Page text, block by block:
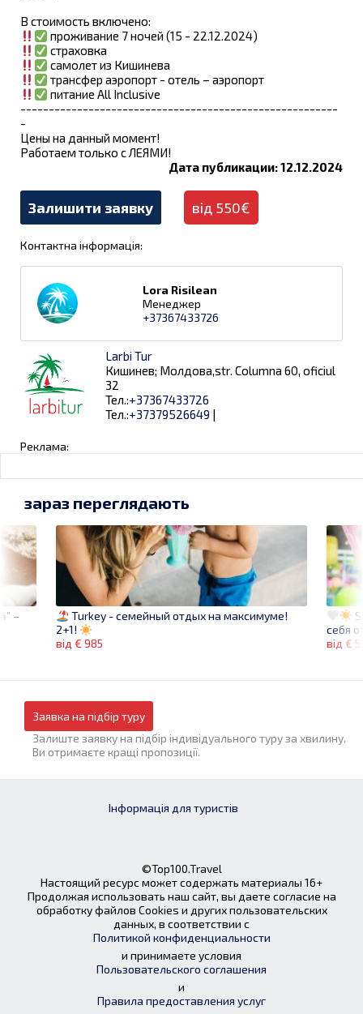
В стоимость включено:
проживание 7 ночей (15 - 22.12.2024)
страховка
самолет из Кишинева
трансфер аэропорт - отель – аэропорт
питание All Inclusive
--------------------------------------------------------
-
Цены на данный момент!
Работаем только с ЛЕЯМИ!
Дата публикации: 12.12.2024
Залишити заявку від 550€
Контактна інформація:
Lora Risilean
Менеджер
+37367433726
Larbi Tur
Кишинев; Молдова,str. Columna 60, oficiul
32
Тел.:+37367433726
Тел.:+37379526649 |
Реклама:
–
себя
від €
зараз переглядають
Turkey - семейный отдых на максимуме!
2+1!
від € 985
Заявка на підбір туру
Залиште заявку на підбір індивідуального туру за хвилину.
Ви отримаєте кращі пропозиції.
Інформація для туристів
©Top100.Travel
Настоящий ресурс может содержать материалы 16+
Продолжая использовать наш сайт, вы даете согласие на
обработку файлов Cookies и других пользовательских
данных, в соответствии с
Политикой конфиденциальности
и принимаете условия
Пользовательского соглашения
и
Правила предоставления услуг